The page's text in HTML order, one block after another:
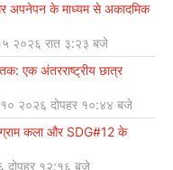
अपनेपन के माध्यम से अकादमिक
२०२६ रात ३:२३ बजे
एक अंतरराष्ट्रीय छात्र
२०२६ दोपहर १०:४४ बजे
कला और SDG#12 के
दोपहर १२:१६ बजे